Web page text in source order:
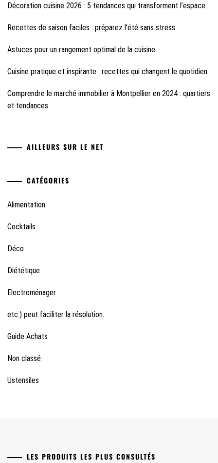
Décoration cuisine 2026 : 5 tendances qui transforment l’espace
Recettes de saison faciles : préparez l’été sans stress
Astuces pour un rangement optimal de la cuisine
Cuisine pratique et inspirante : recettes qui changent le quotidien
Comprendre le marché immobilier à Montpellier en 2024 : quartiers
et tendances
AILLEURS SUR LE NET
CATÉGORIES
Alimentation
Cocktails
Déco
Diététique
Electroménager
etc.) peut faciliter la résolution.
Guide Achats
Non classé
Ustensiles
LES PRODUITS LES PLUS CONSULTÉS